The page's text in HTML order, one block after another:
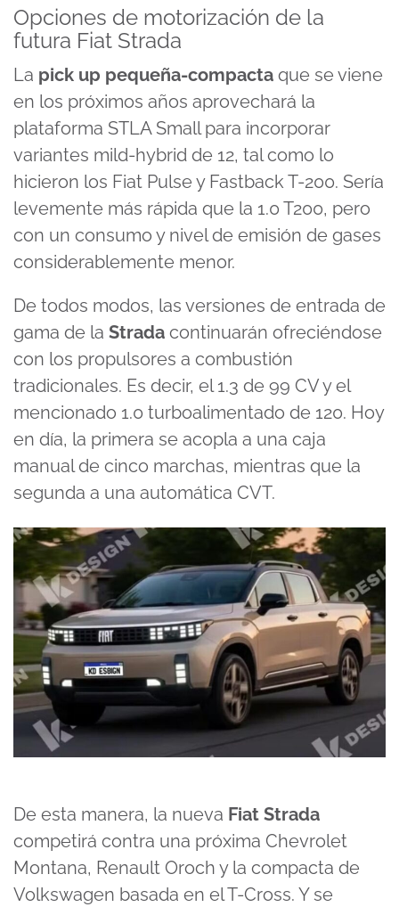
seconds
of
4
minutes,
31
seconds
Opciones de motorización de la
futura Fiat Strada
La pick up pequeña-compacta que se viene
en los próximos años aprovechará la
plataforma STLA Small para incorporar
variantes mild-hybrid de 12, tal como lo
hicieron los Fiat Pulse y Fastback T-200. Sería
levemente más rápida que la 1.0 T200, pero
con un consumo y nivel de emisión de gases
considerablemente menor.
De todos modos, las versiones de entrada de
gama de la Strada continuarán ofreciéndose
con los propulsores a combustión
tradicionales. Es decir, el 1.3 de 99 CV y el
mencionado 1.0 turboalimentado de 120. Hoy
en día, la primera se acopla a una caja
manual de cinco marchas, mientras que la
segunda a una automática CVT.
De esta manera, la nueva Fiat Strada
competirá contra una próxima Chevrolet
Montana, Renault Oroch y la compacta de
Volkswagen basada en el T-Cross. Y se